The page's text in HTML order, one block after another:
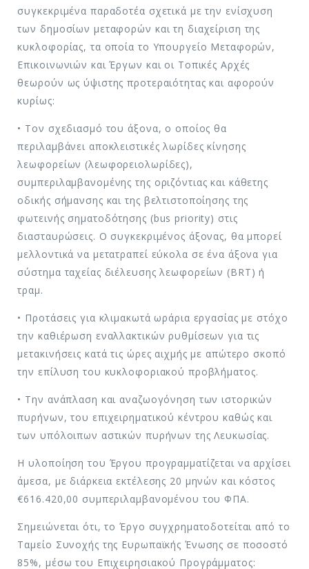
συγκεκριμένα παραδοτέα σχετικά με την ενίσχυση
των δημοσίων μεταφορών και τη διαχείριση της
κυκλοφορίας, τα οποία το Υπουργείο Μεταφορών,
Επικοινωνιών και Έργων και οι Τοπικές Αρχές
θεωρούν ως ύψιστης προτεραιότητας και αφορούν
κυρίως:
• Τον σχεδιασμό του άξονα, ο οποίος θα
περιλαμβάνει αποκλειστικές λωρίδες κίνησης
λεωφορείων (λεωφορειολωρίδες),
συμπεριλαμβανομένης της οριζόντιας και κάθετης
οδικής σήμανσης και της βελτιστοποίησης της
φωτεινής σηματοδότησης (bus priority) στις
διασταυρώσεις. Ο συγκεκριμένος άξονας, θα μπορεί
μελλοντικά να μετατραπεί εύκολα σε ένα άξονα για
σύστημα ταχείας διέλευσης λεωφορείων (BRT) ή
τραμ.
• Προτάσεις για κλιμακωτά ωράρια εργασίας με στόχο
την καθιέρωση εναλλακτικών ρυθμίσεων για τις
μετακινήσεις κατά τις ώρες αιχμής με απώτερο σκοπό
την επίλυση του κυκλοφοριακού προβλήματος.
• Την ανάπλαση και αναζωογόνηση των ιστορικών
πυρήνων, του επιχειρηματικού κέντρου καθώς και
των υπόλοιπων αστικών πυρήνων της Λευκωσίας.
Η υλοποίηση του Έργου προγραμματίζεται να αρχίσει
άμεσα, με διάρκεια εκτέλεσης 20 μηνών και κόστος
€616.420,00 συμπεριλαμβανομένου του ΦΠΑ.
Σημειώνεται ότι, το Έργο συγχρηματοδοτείται από το
Ταμείο Συνοχής της Ευρωπαϊκής Ένωσης σε ποσοστό
85%, μέσω του Επιχειρησιακού Προγράμματος: